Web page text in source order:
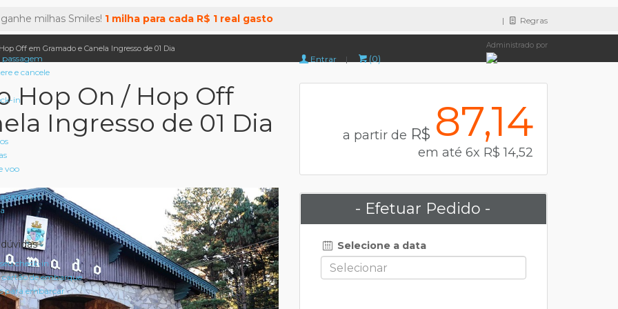
milhas Smiles! 1 milha para cada R$ 1 real gasto | Regras
e cancele
in
voo
check-in
cartão de embarque
para embarcar
Entrar | (0)
Administrado por
Off em Gramado e Canela Ingresso de 01 Dia
Hop On / Hop Off
Ingresso de 01 Dia
a partir de R$ 87,14
em até 6x R$ 14,52
- Efetuar Pedido -
Selecione a data